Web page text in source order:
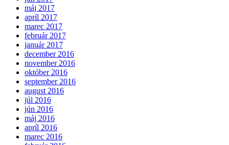
máj 2017
apríl 2017
marec 2017
február 2017
január 2017
december 2016
november 2016
október 2016
september 2016
august 2016
júl 2016
jún 2016
máj 2016
apríl 2016
marec 2016